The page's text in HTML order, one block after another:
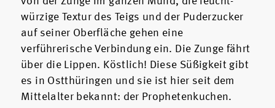
würzige Textur des Teigs und der Puderzucker
auf seiner Oberfläche gehen eine
verführerische Verbindung ein. Die Zunge fährt
über die Lippen. Köstlich! Diese Süßigkeit gibt
es in Ostthüringen und sie ist hier seit dem
Mittelalter bekannt: der Prophetenkuchen.